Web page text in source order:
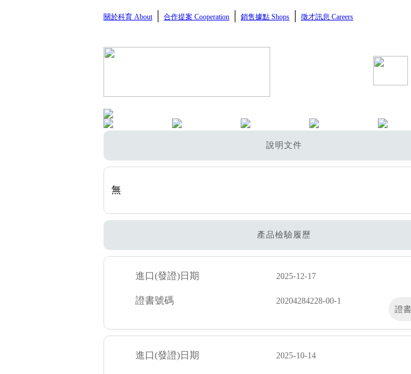
關於科育 About 合作提案 Cooperation 銷售據點 Shops 徵才訊息 Careers
說明文件
無
產品檢驗履歷
進口(發證)日期 2025-12-17
證書號碼
20204284228-00-1
證
進口(發證)日期 2025-10-14